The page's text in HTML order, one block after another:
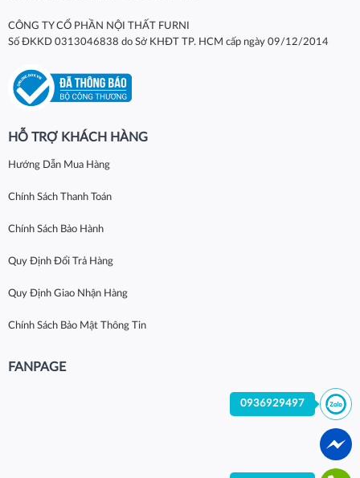
CÔNG TY CỔ PHẦN NỘI THẤT FURNI
Số ĐKKD 0313046838 do Sở KHĐT TP. HCM cấp ngày 09/12/2014
HỖ TRỢ KHÁCH HÀNG
Hướng Dẫn Mua Hàng
Chính Sách Thanh Toán
Chính Sách Bảo Hành
Quy Định Đổi Trả Hàng
Quy Định Giao Nhận Hàng
Chính Sách Bảo Mật Thông Tin
FANPAGE
0936929497